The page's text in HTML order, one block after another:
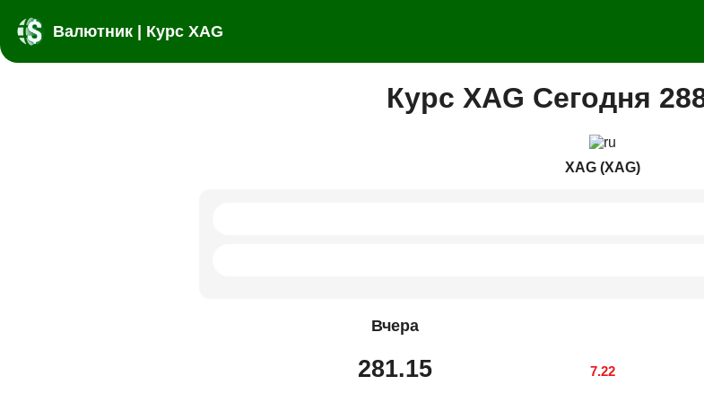
Валютник | Курс XAG
Курс XAG Сегодня
XAG (XAG)
Вчера
281.15 7.22